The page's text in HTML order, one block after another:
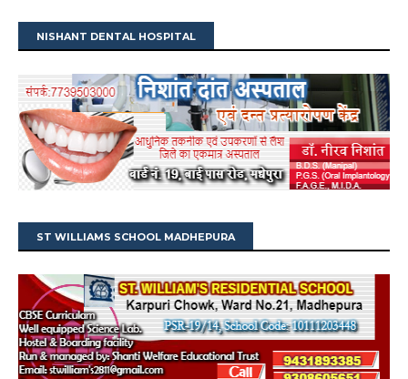
NISHANT DENTAL HOSPITAL
ST WILLIAMS SCHOOL MADHEPURA